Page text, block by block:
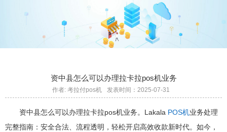
资中县怎么可以办理拉卡拉pos机业务
作者: 考拉付pos机 发表时间：2025-07-31
资中县怎么可以办理拉卡拉pos机业务。Lakala POS机业务处理
完整指南：安全合法、流程透明，轻松开启高效收款新时代。如今，